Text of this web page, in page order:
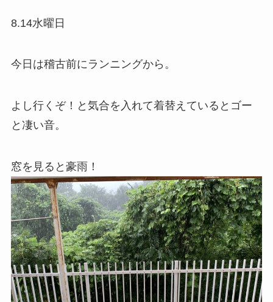
8.14水曜日
今日は稽古前にランニングから。
よし行くぞ！と気合を入れて着替えているとゴー
と凄い音。
窓を見ると豪雨！